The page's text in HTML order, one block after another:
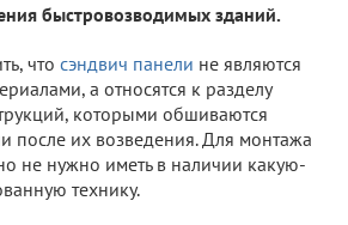
быстровозводимых зданий.
что сэндвич панели не являются
а относятся к разделу
которыми обшиваются
после их возведения. Для монтажа
не нужно иметь в наличии какую-
технику.